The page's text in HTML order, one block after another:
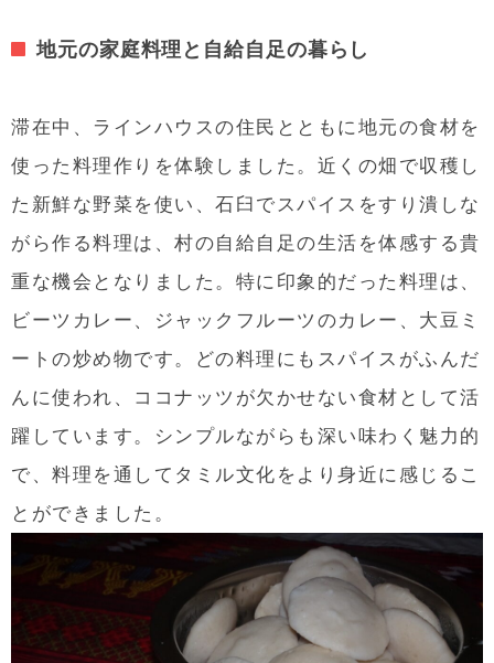
地元の家庭料理と自給自足の暮らし
滞在中、ラインハウスの住民とともに地元の食材を
使った料理作りを体験しました。近くの畑で収穫し
た新鮮な野菜を使い、石臼でスパイスをすり潰しな
がら作る料理は、村の自給自足の生活を体感する貴
重な機会となりました。特に印象的だった料理は、
ビーツカレー、ジャックフルーツのカレー、大豆ミ
ートの炒め物です。
どの料理にもスパイスがふんだ
んに使われ、ココナッツが欠かせない食材として活
躍しています。シンプルながらも深い味わく魅力的
で、料理を通してタミル文化をより身近に感じるこ
とができました。